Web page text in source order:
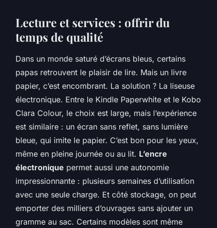
Lecture et services : offrir du
temps de qualité
Dans un monde saturé d’écrans bleus, certains
papas retrouvent le plaisir de lire. Mais un livre
papier, c’est encombrant. La solution ? La liseuse
électronique. Entre le Kindle Paperwhite et le Kobo
Clara Colour, le choix est large, mais l’expérience
est similaire : un écran sans reflet, sans lumière
bleue, qui imite le papier. C’est bon pour les yeux,
même en pleine journée ou au lit. L’encre
électronique permet aussi une autonomie
impressionnante : plusieurs semaines d’utilisation
avec une seule charge. Et côté stockage, on peut
emporter des milliers d’ouvrages sans ajouter un
gramme au sac. Certains modèles sont même